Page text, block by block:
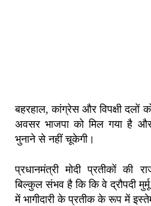
बहरहाल, कांग्रेस और विपक्षी दलों
अवसर भाजपा को मिल गया है
भुनाने से नहीं चूकेगी।
प्रधानमंत्री मोदी प्रतीकों की
बिल्कुल संभव है कि कि वे द्रौपदी
में भागीदारी के प्रतीक के रूप में